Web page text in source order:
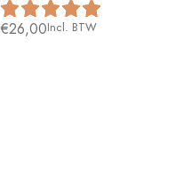
€26,00Incl. BTW